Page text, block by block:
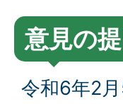
意見の
令和6年2